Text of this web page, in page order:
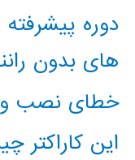
دوره
های بدون
خطای نصب
این کاراکتر